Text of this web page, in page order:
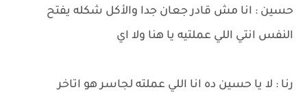
حسين : انا مش قادر جعان جدا والأكل شكله يفتح
النفس انتي اللي عملتيه يا هنا ولا اي
رنا : لا يا حسين ده انا اللي عملته لجاسر هو اتاخر